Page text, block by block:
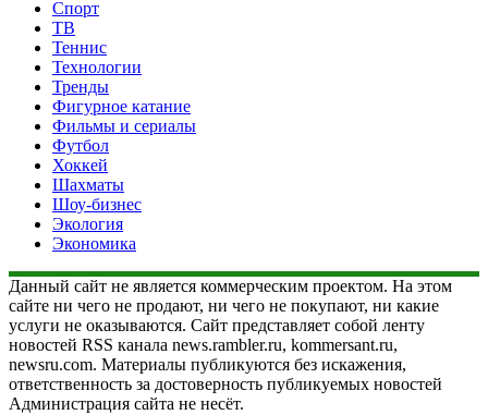
Спорт
ТВ
Теннис
Технологии
Тренды
Фигурное катание
Фильмы и сериалы
Футбол
Хоккей
Шахматы
Шоу-бизнес
Экология
Экономика
Данный сайт не является коммерческим проектом. На этом
сайте ни чего не продают, ни чего не покупают, ни какие
услуги не оказываются. Сайт представляет собой ленту
новостей RSS канала news.rambler.ru, kommersant.ru,
newsru.com. Материалы публикуются без искажения,
ответственность за достоверность публикуемых новостей
Администрация сайта не несёт.